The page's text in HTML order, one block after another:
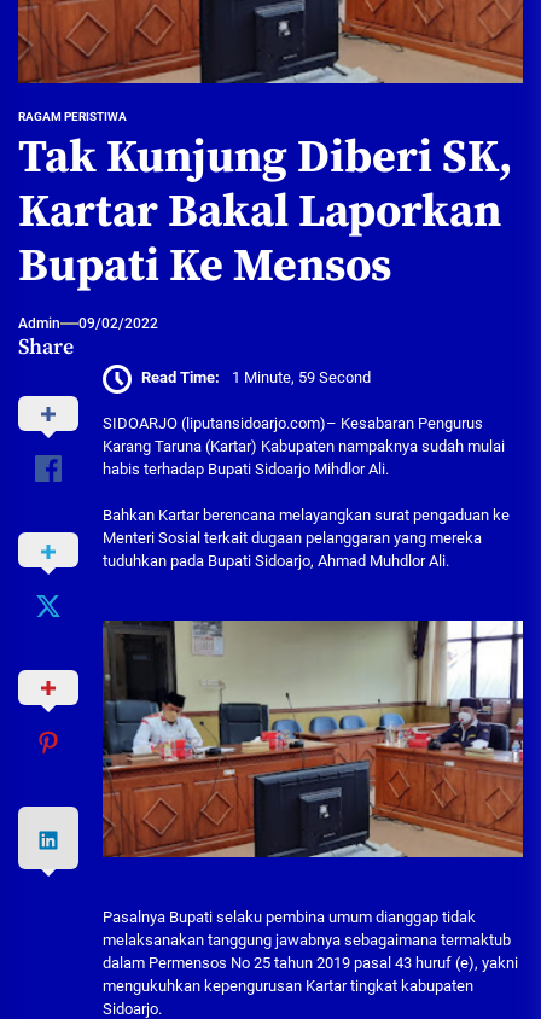
RAGAM PERISTIWA
Tak Kunjung Diberi SK,
Kartar Bakal Laporkan
Bupati Ke Mensos
Admin 09/02/2022
Share
Read Time: 1 Minute, 59 Second
SIDOARJO (liputansidoarjo.com)– Kesabaran Pengurus
Karang Taruna (Kartar) Kabupaten nampaknya sudah mulai
habis terhadap Bupati Sidoarjo Mihdlor Ali.
Bahkan Kartar berencana melayangkan surat pengaduan ke
Menteri Sosial terkait dugaan pelanggaran yang mereka
tuduhkan pada Bupati Sidoarjo, Ahmad Muhdlor Ali.
Pasalnya Bupati selaku pembina umum dianggap tidak
melaksanakan tanggung jawabnya sebagaimana termaktub
dalam Permensos No 25 tahun 2019 pasal 43 huruf (e), yakni
mengukuhkan kepengurusan Kartar tingkat kabupaten
Sidoarjo.